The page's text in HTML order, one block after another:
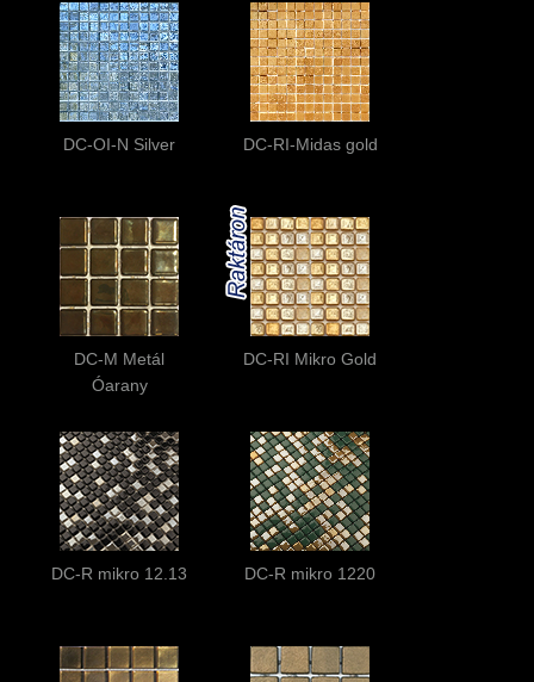
DC-OI-N Silver DC-RI-Midas gold
DC-M Metál
Óarany
DC-RI Mikro Gold
DC-R mikro 12.13 DC-R mikro 1220